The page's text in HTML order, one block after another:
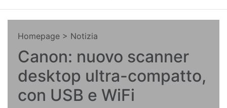
Homepage > Notizia
Canon: nuovo scanner
desktop ultra-compatto,
con USB e WiFi